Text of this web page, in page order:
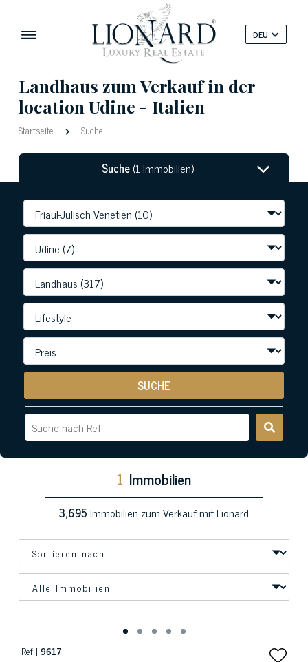
DEU
Landhaus zum Verkauf in der
location Udine - Italien
Startseite Suche
Suche(1 Immobilien)
SUCHE
1 Immobilien
3,695Immobilien zum Verkauf mit Lionard
Ref | 9617